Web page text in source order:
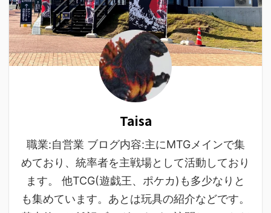
Taisa
職業:自営業 ブログ内容:主にMTGメインで集
めており、統率者を主戦場として活動しており
ます。 他TCG(遊戯王、ポケカ)も多少なりと
も集めています。あとは玩具の紹介などです。